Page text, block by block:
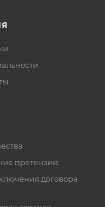
претензий
договора